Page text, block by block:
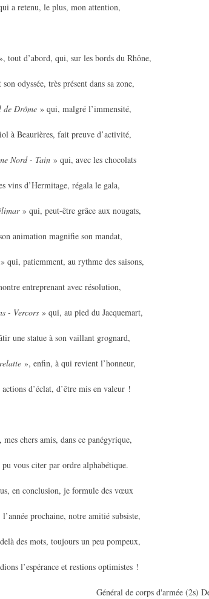
a retenu, le plus, mon attention,
tout d’abord, qui, sur les bords du Rhône,
odyssée, très présent dans sa zone,
de Drôme» qui, malgré l’immensité,
à Beaurières, fait preuve d’activité,
Nord - Tain» qui, avec les chocolats
vins d’Hermitage, régala le gala,
» qui, peut-être grâce aux nougats,
animation magnifie son mandat,
qui, patiemment, au rythme des saisons,
entreprenant avec résolution,
- Vercors» qui, au pied du Jacquemart,
une statue à son vaillant grognard,
», enfin, à qui revient l’honneur,
actions d’éclat, d’être mis en valeur !
mes chers amis, dans ce panégyrique,
pu vous citer par ordre alphabétique.
en conclusion, je formule des vœux
prochaine, notre amitié subsiste,
des mots, toujours un peu pompeux,
l’espérance et restions optimistes !
Général de corps d'armée (2s)